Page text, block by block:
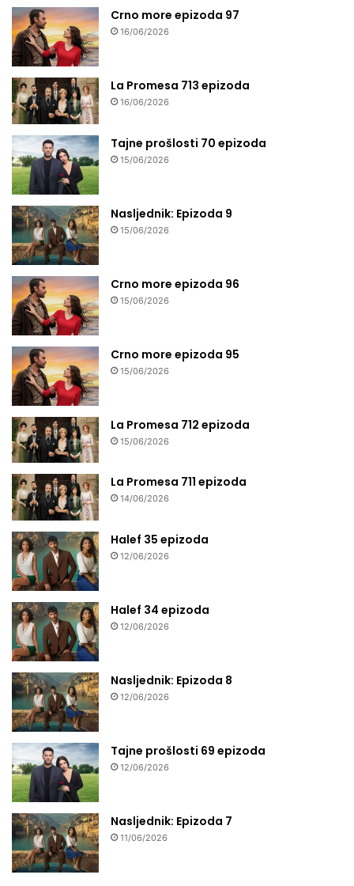
Crno more epizoda 97
16/06/2026
La Promesa 713 epizoda
16/06/2026
Tajne prošlosti 70 epizoda
15/06/2026
Nasljednik: Epizoda 9
15/06/2026
Crno more epizoda 96
15/06/2026
Crno more epizoda 95
15/06/2026
La Promesa 712 epizoda
15/06/2026
La Promesa 711 epizoda
14/06/2026
Halef 35 epizoda
12/06/2026
Halef 34 epizoda
12/06/2026
Nasljednik: Epizoda 8
12/06/2026
Tajne prošlosti 69 epizoda
12/06/2026
Nasljednik: Epizoda 7
11/06/2026